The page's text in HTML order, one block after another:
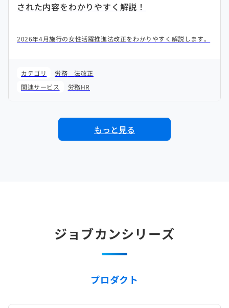
された内容をわかりやすく解説！
2026年4月施行の女性活躍推進法改正をわかりやすく解説します。
カテゴリ 労務
法改正
関連サービス
労務HR
もっと見る
ジョブカンシリーズ
プロダクト